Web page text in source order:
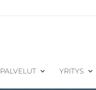
PALVELUT YRITYS